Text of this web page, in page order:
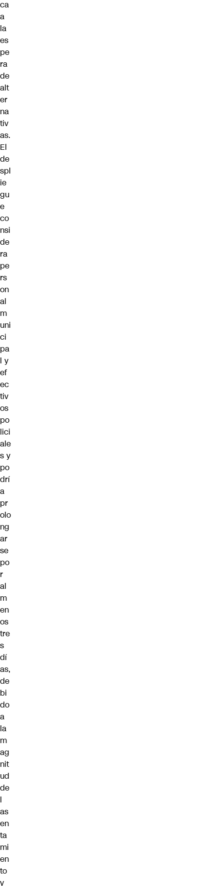
ca
a
la
es
pe
ra
de
alt
er
na
tiv
as.
El
de
spl
ie
gu
e
co
nsi
de
ra
pe
rs
on
al
m
uni
ci
pa
l y
ef
ec
tiv
os
po
lici
ale
s y
po
drí
a
pr
olo
ng
ar
se
po
r
al
m
en
os
tre
s
dí
as,
de
bi
do
a
la
m
ag
nit
ud
de
l
as
en
ta
mi
en
to
y